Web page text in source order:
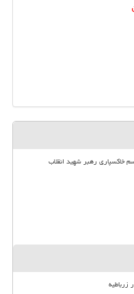
خاکسپاری رهبر شهید انقلاب